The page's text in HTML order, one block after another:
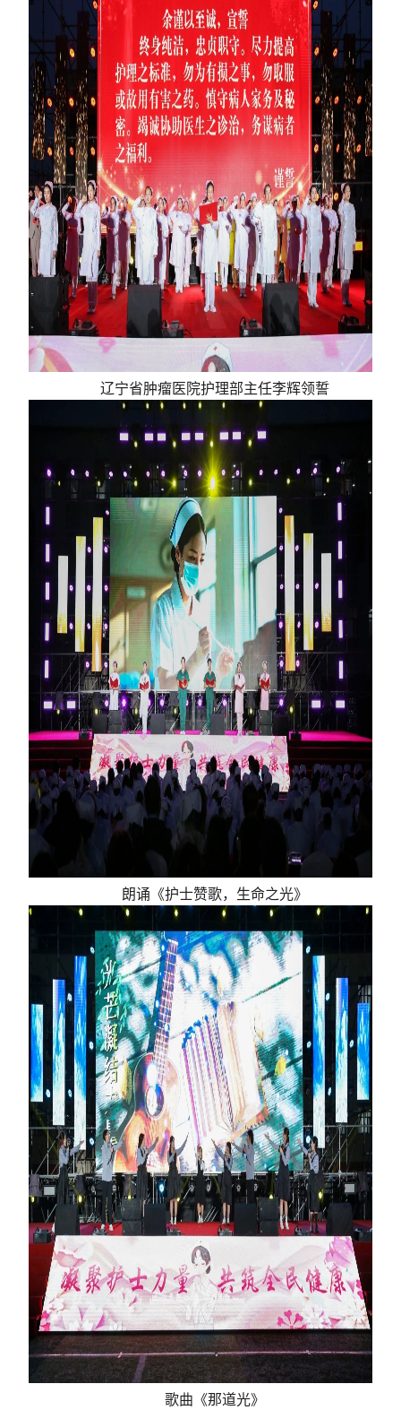
辽宁省肿瘤医院护理部主任李辉领誓
朗诵《护士赞歌，生命之光》
歌曲《那道光》